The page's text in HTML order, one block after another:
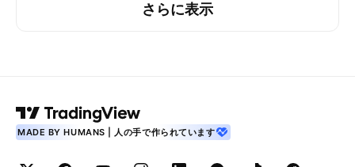
さらに表示
MADE BY HUMANS | 人の手で作られています